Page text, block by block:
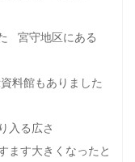
宮守地区にある
料館もありました
入る広さ
す大きくなったと